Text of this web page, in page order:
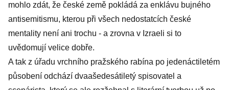
mohlo zdát, že české země pokládá za enklávu bujného
antisemitismu, kterou při všech nedostatcích české
mentality není ani trochu - a zrovna v Izraeli si to
uvědomují velice dobře.
A tak z úřadu vrchního pražského rabína po jedenáctiletém
působení odchází dvaašedesátiletý spisovatel a